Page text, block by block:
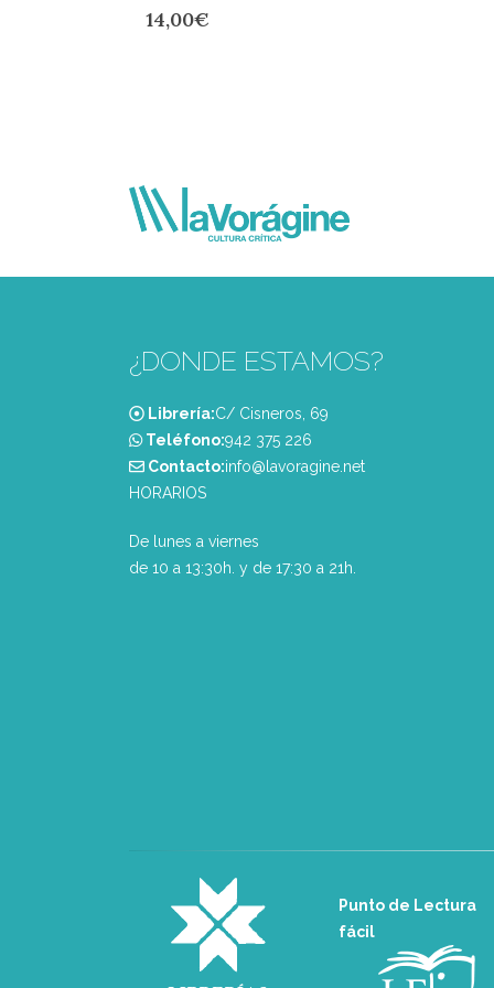
14,00€
¿DONDE ESTAMOS?
Librería:C/ Cisneros, 69
Teléfono:‭942 375 226‬
Contacto:info@lavoragine.net
HORARIOS
De lunes a viernes
de 10 a 13:30h. y de 17:30 a 21h.
Punto de Lectura
fácil